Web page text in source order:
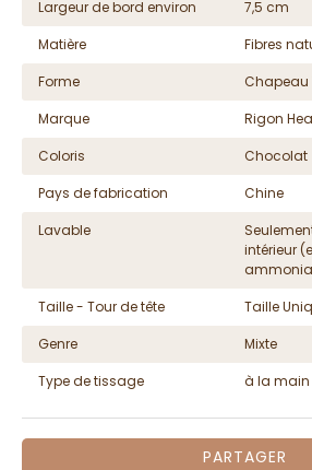
Largeur de bord environ
7,5 cm
Matière
Fibres
Forme
Chapeau
Marque
Rigon
Coloris
Chocolat
Pays de fabrication
Chine
Lavable
intérieur
Taille - Tour de tête
Taille
Genre
Mixte
Type de tissage
à la main
PARTAGER